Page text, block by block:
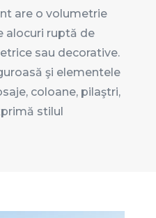
are o volumetrie
alocuri ruptă de
sau decorative.
şi elementele
coloane, pilaştri,
stilul